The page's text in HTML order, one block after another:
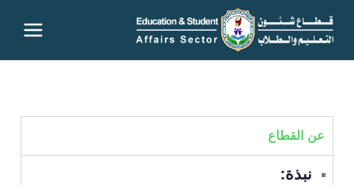
قطاع
عن القطاع
نبذة: